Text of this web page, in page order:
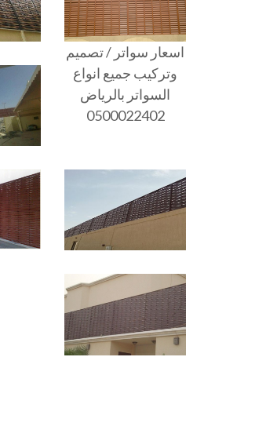
اسعار سواتر / تصميم
وتركيب جميع انواع
السواتر بالرياض
0500022402